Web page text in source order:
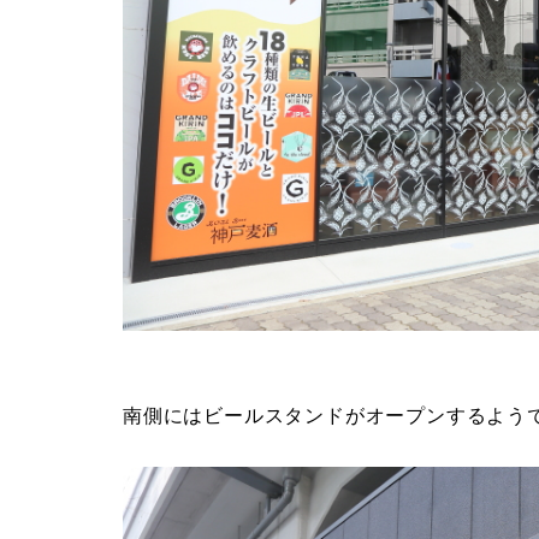
南側にはビールスタンドがオープンするよう